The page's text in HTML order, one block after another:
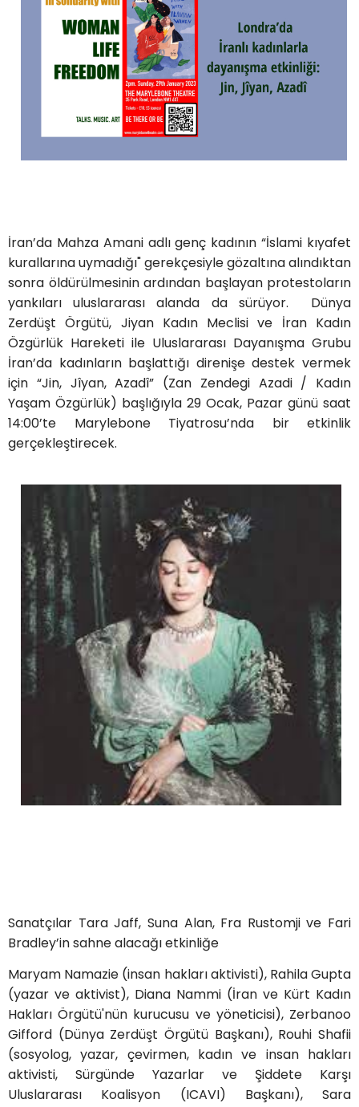
İran’da Mahza Amani adlı genç kadının “İslami kıyafet
kurallarına uymadığı" gerekçesiyle gözaltına alındıktan
sonra öldürülmesinin ardından başlayan protestoların
yankıları uluslararası alanda da sürüyor. Dünya
Zerdüşt Örgütü, Jiyan Kadın Meclisi ve İran Kadın
Özgürlük Hareketi ile Uluslararası Dayanışma Grubu
İran’da kadınların başlattığı direnişe destek vermek
için “Jin, Jîyan, Azadî” (Zan Zendegi Azadi / Kadın
Yaşam Özgürlük) başlığıyla 29 Ocak, Pazar günü saat
14:00’te Marylebone Tiyatrosu’nda bir etkinlik
gerçekleştirecek.
Sanatçılar Tara Jaff, Suna Alan, Fra Rustomji ve Fari
Bradley’in sahne alacağı etkinliğe
Maryam Namazie (insan hakları aktivisti), Rahila Gupta
(yazar ve aktivist), Diana Nammi (İran ve Kürt Kadın
Hakları Örgütü'nün kurucusu ve yöneticisi), Zerbanoo
Gifford (Dünya Zerdüşt Örgütü Başkanı), Rouhi Shafii
(sosyolog, yazar, çevirmen, kadın ve insan hakları
aktivisti, Sürgünde Yazarlar ve Şiddete Karşı
Uluslararası Koalisyon (ICAVI) Başkanı), Sara